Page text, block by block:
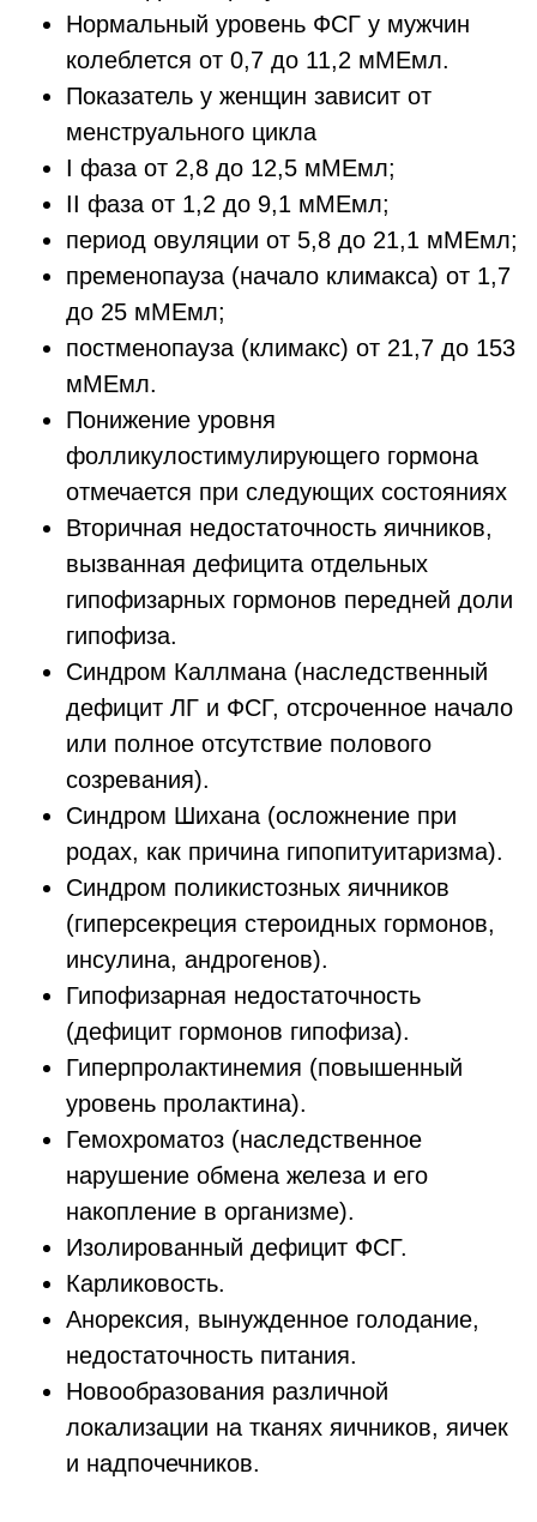
Нормальный уровень ФСГ у мужчин
колеблется от 0,7 до 11,2 мМЕмл.
Показатель у женщин зависит от
менструального цикла
I фаза от 2,8 до 12,5 мМЕмл;
II фаза от 1,2 до 9,1 мМЕмл;
период овуляции от 5,8 до 21,1 мМЕмл;
пременопауза (начало климакса) от 1,7
до 25 мМЕмл;
постменопауза (климакс) от 21,7 до 153
мМЕмл.
Понижение уровня
фолликулостимулирующего гормона
отмечается при следующих состояниях
Вторичная недостаточность яичников,
вызванная дефицита отдельных
гипофизарных гормонов передней доли
гипофиза.
Синдром Каллмана (наследственный
дефицит ЛГ и ФСГ, отсроченное начало
или полное отсутствие полового
созревания).
Синдром Шихана (осложнение при
родах, как причина гипопитуитаризма).
Синдром поликистозных яичников
(гиперсекреция стероидных гормонов,
инсулина, андрогенов).
Гипофизарная недостаточность
(дефицит гормонов гипофиза).
Гиперпролактинемия (повышенный
уровень пролактина).
Гемохроматоз (наследственное
нарушение обмена железа и его
накопление в организме).
Изолированный дефицит ФСГ.
Карликовость.
Анорексия, вынужденное голодание,
недостаточность питания.
Новообразования различной
локализации на тканях яичников, яичек
и надпочечников.